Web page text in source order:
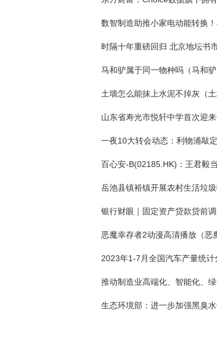
时隔十年重磅回归 北京地坛书
马和驴属于同一物种吗（马和驴
山东省寿光市悦轩中学首次迎
百心安-B(02185.HK)：王君毅
恶魔幸存者2动漫高清播放（恶
2023年1-7月全国汽车产量统计